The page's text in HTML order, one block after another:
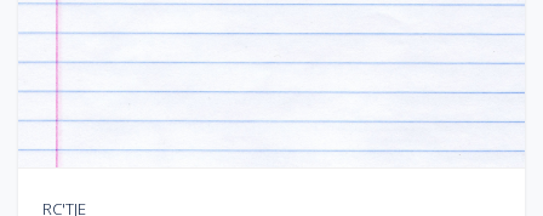
RC'TJE